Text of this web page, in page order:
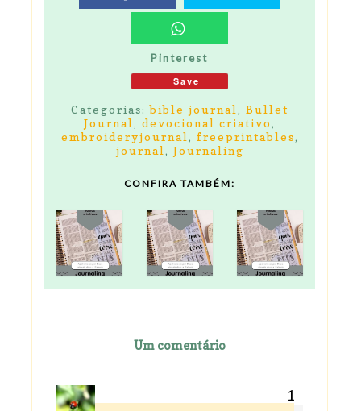
Pinterest
Save
Categorias:bible journal , Bullet
Journal , devocional criativo ,
embroideryjournal , freeprintables,
journal , Journaling
CONFIRA TAMBÉM:
Um comentário